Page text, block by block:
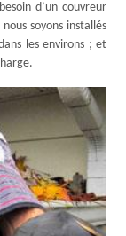
d’un couvreur
soyons installés
les environs ; et